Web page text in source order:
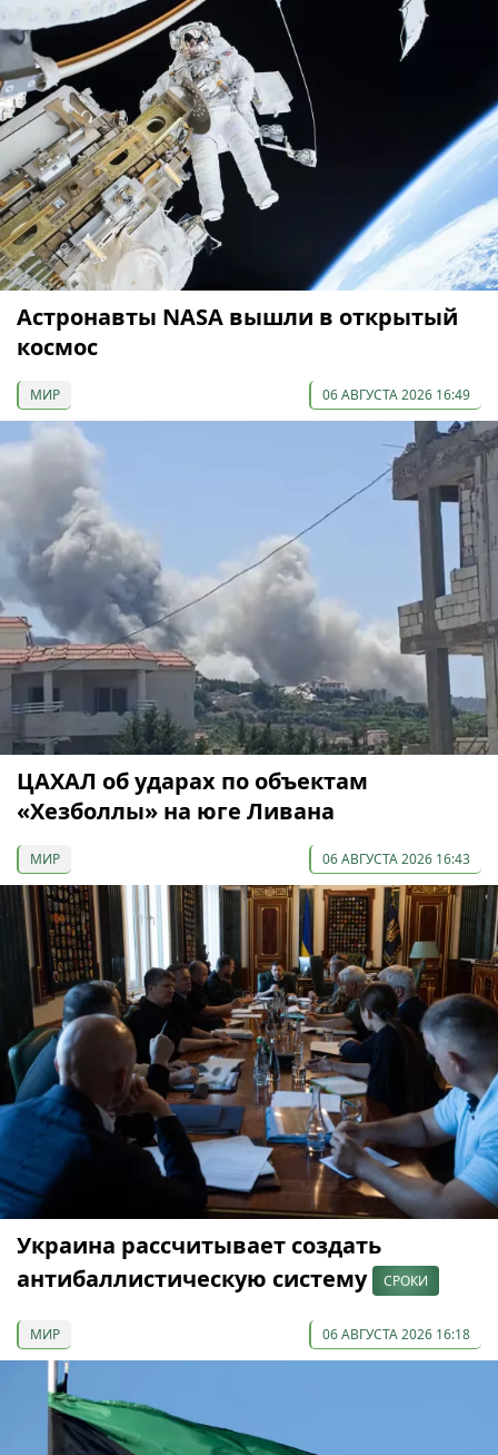
Астронавты NASA вышли в открытый
космос
МИР 06 АВГУСТА 2026 16:49
ЦАХАЛ об ударах по объектам
«Хезболлы» на юге Ливана
МИР 06 АВГУСТА 2026 16:43
Украина рассчитывает создать
антибаллистическую систему
СРОКИ
МИР 06 АВГУСТА 2026 16:18